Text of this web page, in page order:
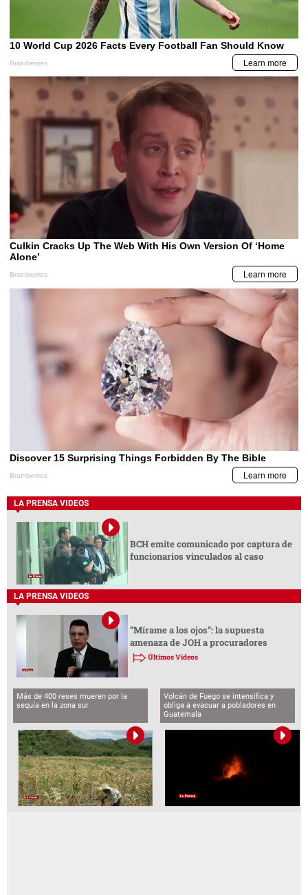
LA PRENSA VIDEOS
BCH emite comunicado por captura de
funcionarios vinculados al caso
LA PRENSA VIDEOS
“Mírame a los ojos”: la supuesta
amenaza de JOH a procuradores
Últimos Videos
Más de 400 reses mueren por la
sequía en la zona sur
Volcán de Fuego se intensifica y
obliga a evacuar a pobladores en
Guatemala